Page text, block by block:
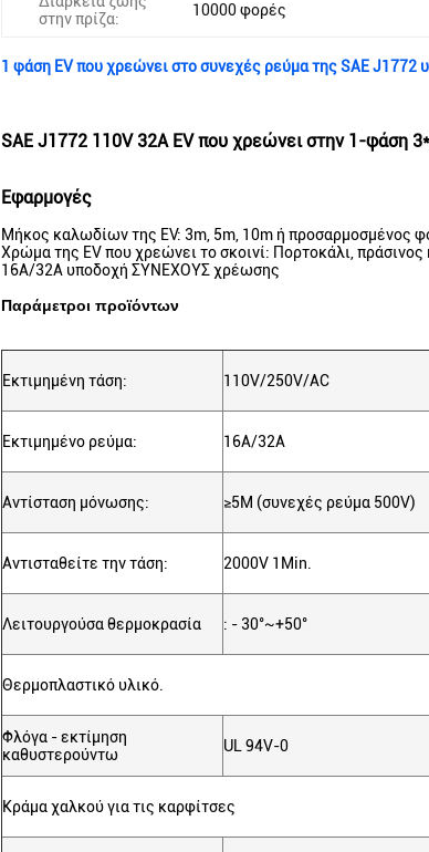
στην πρίζα:
10000 φορές
1 φάση EV που χρεώνει στο συνεχές ρεύμα της SAE
SAE J1772 110V 32A EV που χρεώνει στην 1-φάση
Εφαρμογές
Μήκος καλωδίων της EV: 3m, 5m, 10m ή προσαρμοσμένος
Χρώμα της EV που χρεώνει το σκοινί: Πορτοκάλι, πράσινος
16A/32A υποδοχή ΣΥΝΕΧΟΥΣ χρέωσης
Παράμετροι προϊόντων
Εκτιμημένη τάση: 110V/250V/AC
Εκτιμημένο ρεύμα: 16A/32A
Αντίσταση μόνωσης: ≥5M (συνεχές ρεύμα 500V)
Αντισταθείτε την τάση: 2000V 1Min.
Λειτουργούσα θερμοκρασία : - 30°~+50°
Θερμοπλαστικό υλικό.
Φλόγα - εκτίμηση
καθυστερούντω
UL 94V-0
Κράμα χαλκού για τις καρφίτσες